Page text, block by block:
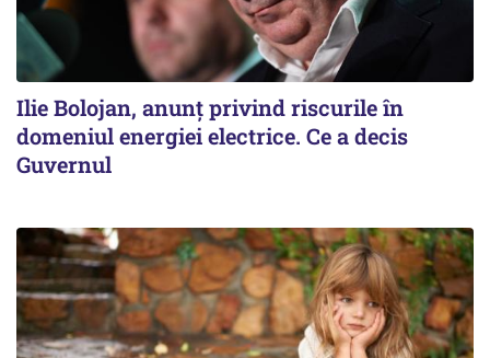
Ilie Bolojan, anunț privind riscurile în
domeniul energiei electrice. Ce a decis
Guvernul